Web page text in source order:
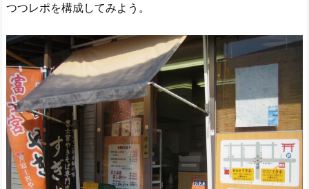
つつレポを構成してみよう。